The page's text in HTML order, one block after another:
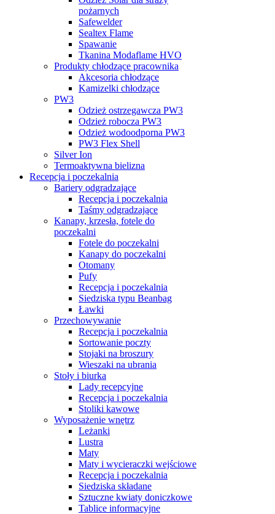
pożarnych
Safewelder
Sealtex Flame
Spawanie
Tkanina Modaflame HVO
Produkty chłodzące pracownika
Akcesoria chłodzące
Kamizelki chłodzące
PW3
Odzież ostrzegawcza PW3
Odzież robocza PW3
Odzież wodoodporna PW3
PW3 Flex Shell
Silver Ion
Termoaktywna bielizna
Recepcja i poczekalnia
Bariery odgradzające
Recepcja i poczekalnia
Taśmy odgradzające
Kanapy, krzesła, fotele do
poczekalni
Fotele do poczekalni
Kanapy do poczekalni
Otomany
Pufy
Recepcja i poczekalnia
Siedziska typu Beanbag
Ławki
Przechowywanie
Recepcja i poczekalnia
Sortowanie poczty
Stojaki na broszury
Wieszaki na ubrania
Stoły i biurka
Lady recepcyjne
Recepcja i poczekalnia
Stoliki kawowe
Wyposażenie wnętrz
Leżanki
Lustra
Maty
Maty i wycieraczki wejściowe
Recepcja i poczekalnia
Siedziska składane
Sztuczne kwiaty doniczkowe
Tablice informacyjne